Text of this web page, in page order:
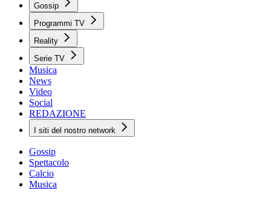
Gossip
Programmi TV
Reality
Serie TV
Musica
News
Video
Social
REDAZIONE
I siti del nostro network
Gossip
Spettacolo
Calcio
Musica